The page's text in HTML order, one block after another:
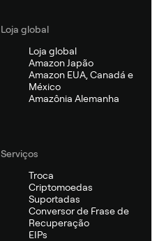
Loja global
Loja global
Amazon Japão
Amazon EUA, Canadá e
México
Amazônia Alemanha
Serviços
Troca
Criptomoedas
Suportadas
Conversor de Frase de
Recuperação
EIPs